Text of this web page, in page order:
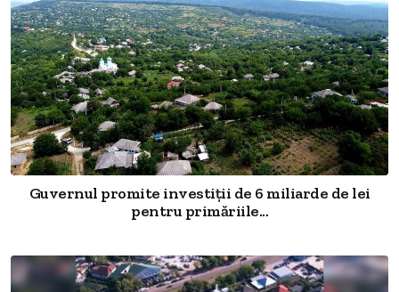
Guvernul promite investiții de 6 miliarde de lei
pentru primăriile...